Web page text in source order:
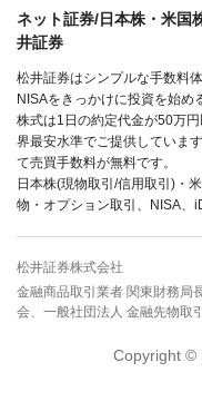
ネット証券/日本株・米国
井証券
松井証券はシンプルな手数料
NISAをきっかけに投資を始め
株式は1日の約定代金が50万
界最安水準でご提供していま
て売買手数料が無料です。
日本株(現物取引/信用取引)・
物・オプション取引、NISA、
松井証券株式会社
金融商品取引業者 関東財務局
会、一般社団法人 金融先物取
Copyright ©